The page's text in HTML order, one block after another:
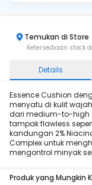
Temukan di Store
Ketersediaan stock
Details
Essence Cushion
menyatu di kulit
dari medium-to-high
tampak flawless
kandungan 2%
Complex untuk
mengontrol minyak
Produk yang Mungkin